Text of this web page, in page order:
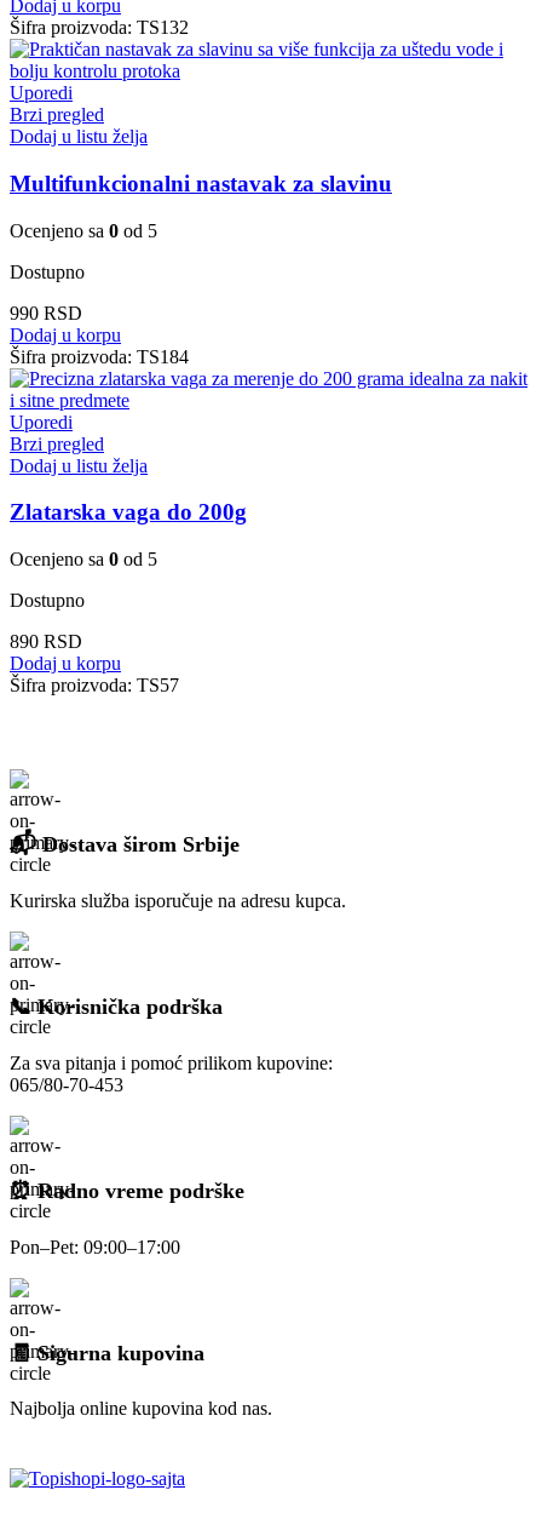
Dodaj u korpu
Šifra proizvoda: TS132
Uporedi
Brzi pregled
Dodaj u listu želja
Multifunkcionalni nastavak za slavinu
Ocenjeno sa 0 od 5
Dostupno
990 RSD
Dodaj u korpu
Šifra proizvoda: TS184
Uporedi
Brzi pregled
Dodaj u listu želja
Zlatarska vaga do 200g
Ocenjeno sa 0 od 5
Dostupno
890 RSD
Dodaj u korpu
Šifra proizvoda: TS57
📬 Dostava širom Srbije
Kurirska služba isporučuje na adresu kupca.
📞 Korisnička podrška
Za sva pitanja i pomoć prilikom kupovine:
065/80-70-453
⏰ Radno vreme podrške
Pon–Pet: 09:00–17:00
🧾 Sigurna kupovina
Najbolja online kupovina kod nas.